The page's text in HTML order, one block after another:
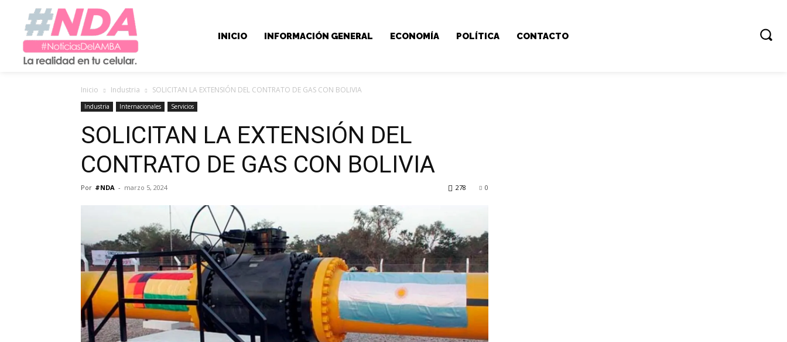
INICIO INFORMACIÓN GENERAL ECONOMÍA POLÍTICA CONTACTO
Inicio Industria SOLICITAN LA EXTENSIÓN DEL CONTRATO DE GAS CON BOLIVIA
Industria Internacionales Servicios
SOLICITAN LA EXTENSIÓN DEL
CONTRATO DE GAS CON BOLIVIA
Por #NDA - marzo 5, 2024 0
278